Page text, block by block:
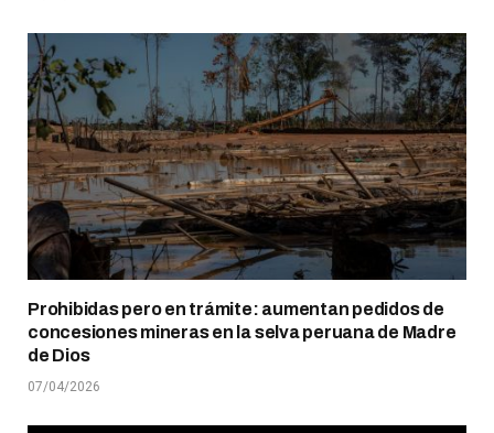
Prohibidas pero en trámite: aumentan pedidos de
concesiones mineras en la selva peruana de Madre
de Dios
07/04/2026